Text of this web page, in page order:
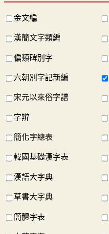
金文編
漢簡文字類編
偏類碑別字
六朝別字記新編
宋元以來俗字譜
字辨
簡化字總表
韓國基礎漢字表
漢語大字典
草書大字典
簡體字表